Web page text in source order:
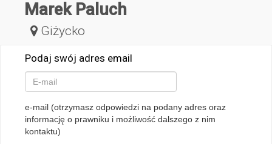
Marek Paluch
Giżycko
Podaj swój adres email
e-mail (otrzymasz odpowiedzi na podany adres oraz
informację o prawniku i możliwość dalszego z nim
kontaktu)